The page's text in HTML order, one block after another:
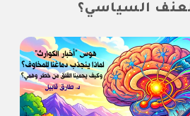
السياسي؟